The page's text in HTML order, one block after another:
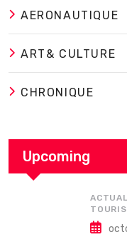
AERONAUTIQUE
ART& CULTURE
CHRONIQUE
Upcoming